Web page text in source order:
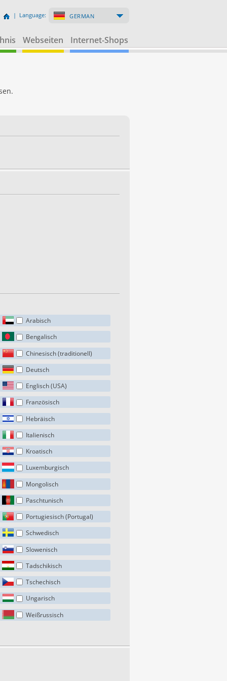
| Language: GERMAN
Webseiten Internet-Shops
Arabisch
Bengalisch
Chinesisch (traditionell)
Deutsch
Englisch (USA)
Französisch
Hebräisch
Italienisch
Kroatisch
Luxemburgisch
Mongolisch
Paschtunisch
Portugiesisch (Portugal)
Schwedisch
Slowenisch
Tadschikisch
Tschechisch
Ungarisch
Weißrussisch